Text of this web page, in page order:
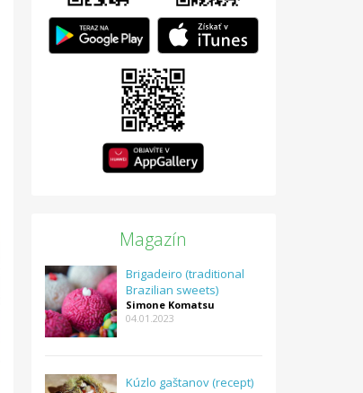
Magazín
Brigadeiro (traditional
Brazilian sweets)
Simone Komatsu
04.01.2023
Kúzlo gaštanov (recept)